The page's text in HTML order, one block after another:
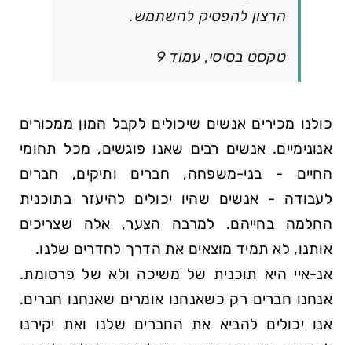
הרצון להפסיק להשתמש.
טקסט בסיסי, עמוד 9
כולנו מכירים אנשים שיכולים לקבל המון ממכורים
אנונימיים. אנשים רבים שאנו פוגשים, מכל תחומי
החיים - בני-משפחה, חברים ותיקים, חברים
לעבודה - אנשים שהיו יכולים להיעזר בתוכנית
החלמה בחייהם. למרבה הצער, אלה שצריכים
אותנו, לא תמיד מוצאים את הדרך לחדרים שלנו.
אנ-איי היא תוכנית של משיכה ולא של פרסומת.
אנחנו חברים רק כשאנחנו אומרים שאנחנו חברים.
אנו יכולים להביא את החברים שלנו ואת יקירנו